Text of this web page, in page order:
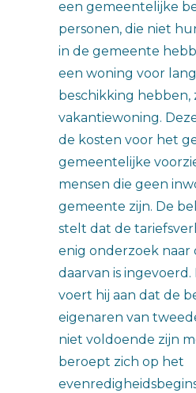
een gemeentelijke
personen, die niet
in de gemeente
een woning voor
beschikking hebben,
vakantiewoning.
de kosten voor het
gemeentelijke
mensen die geen
gemeente zijn. De
stelt dat de
enig onderzoek naar
daarvan is ingevoerd.
voert hij aan dat de
eigenaren van
niet voldoende zijn
beroept zich op het